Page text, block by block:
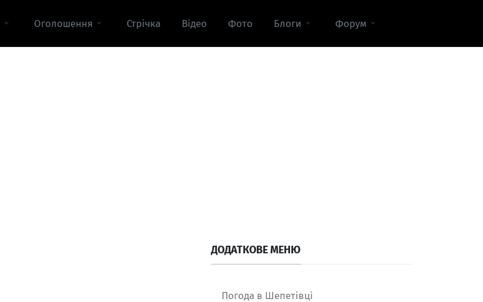
Оголошення Стрічка Відео Фото Блоги Форум
ДОДАТКОВЕ МЕНЮ
Погода в Шепетівці